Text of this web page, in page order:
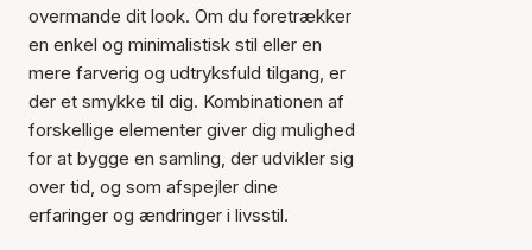
overmande dit look. Om du foretrækker
en enkel og minimalistisk stil eller en
mere farverig og udtryksfuld tilgang, er
der et smykke til dig. Kombinationen af
forskellige elementer giver dig mulighed
for at bygge en samling, der udvikler sig
over tid, og som afspejler dine
erfaringer og ændringer i livsstil.